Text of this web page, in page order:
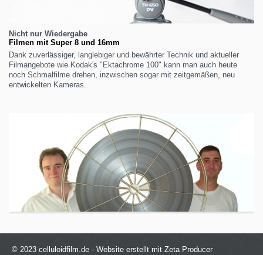
Nicht nur Wiedergabe
Filmen mit Super 8 und 16mm
Dank zuverlässiger, langlebiger und bewährter Technik und aktueller
Filmangebote wie Kodak's "Ektachrome 100" kann man auch heute
noch Schmalfilme drehen, inzwischen sogar mit zeitgemäßen, neu
entwickelten Kameras.
© 2023 celluloidfilm.de - Website erstellt mit Zeta Producer